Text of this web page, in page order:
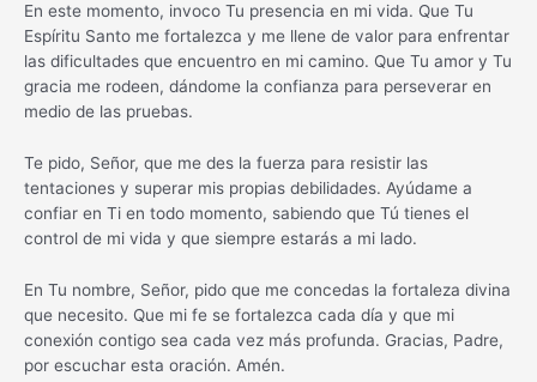
En este momento, invoco Tu presencia en mi vida. Que Tu
Espíritu Santo me fortalezca y me llene de valor para enfrentar
las dificultades que encuentro en mi camino. Que Tu amor y Tu
gracia me rodeen, dándome la confianza para perseverar en
medio de las pruebas.
Te pido, Señor, que me des la fuerza para resistir las
tentaciones y superar mis propias debilidades. Ayúdame a
confiar en Ti en todo momento, sabiendo que Tú tienes el
control de mi vida y que siempre estarás a mi lado.
En Tu nombre, Señor, pido que me concedas la fortaleza divina
que necesito. Que mi fe se fortalezca cada día y que mi
conexión contigo sea cada vez más profunda. Gracias, Padre,
por escuchar esta oración. Amén.